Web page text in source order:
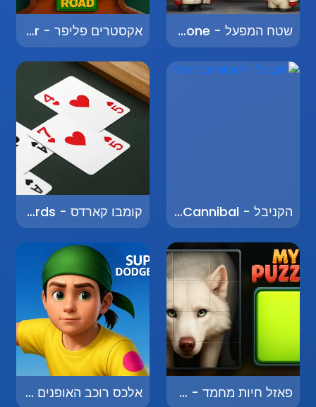
שטח המפעל - Factory Zone אקסטרים פליפר - Extreme Flipper
הקניבל - The Cannibal קומבו קארדס - Combo Cards
פאזל חיות מחמד - Pet Puzzle אלכס רוכב האופנים - Alex the Bike Rider